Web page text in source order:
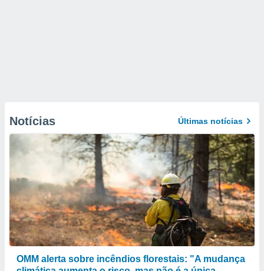
Notícias Últimas notícias
OMM alerta sobre incêndios florestais: "A mudança